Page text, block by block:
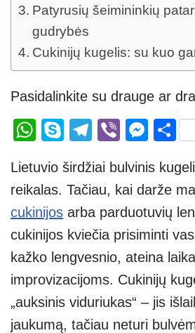
Patyrusių šeimininkių
gudrybės
Cukinijų kugelis: su kuo
Pasidalinkite su drauge ar
W
at
s
A
p
p
S
p
e
T
e
gr
a
m
Vi
er
M
ss
e
n
g
er
S
e
Lietuvio širdžiai bulvinis
reikalas. Tačiau, kai darže
cukinijos arba parduotuvių
cukinijos kviečia prisiminti
kažko lengvesnio, ateina
improvizacijoms. Cukinijų
„auksinis viduriukas“ – jis
jaukumą, tačiau neturi